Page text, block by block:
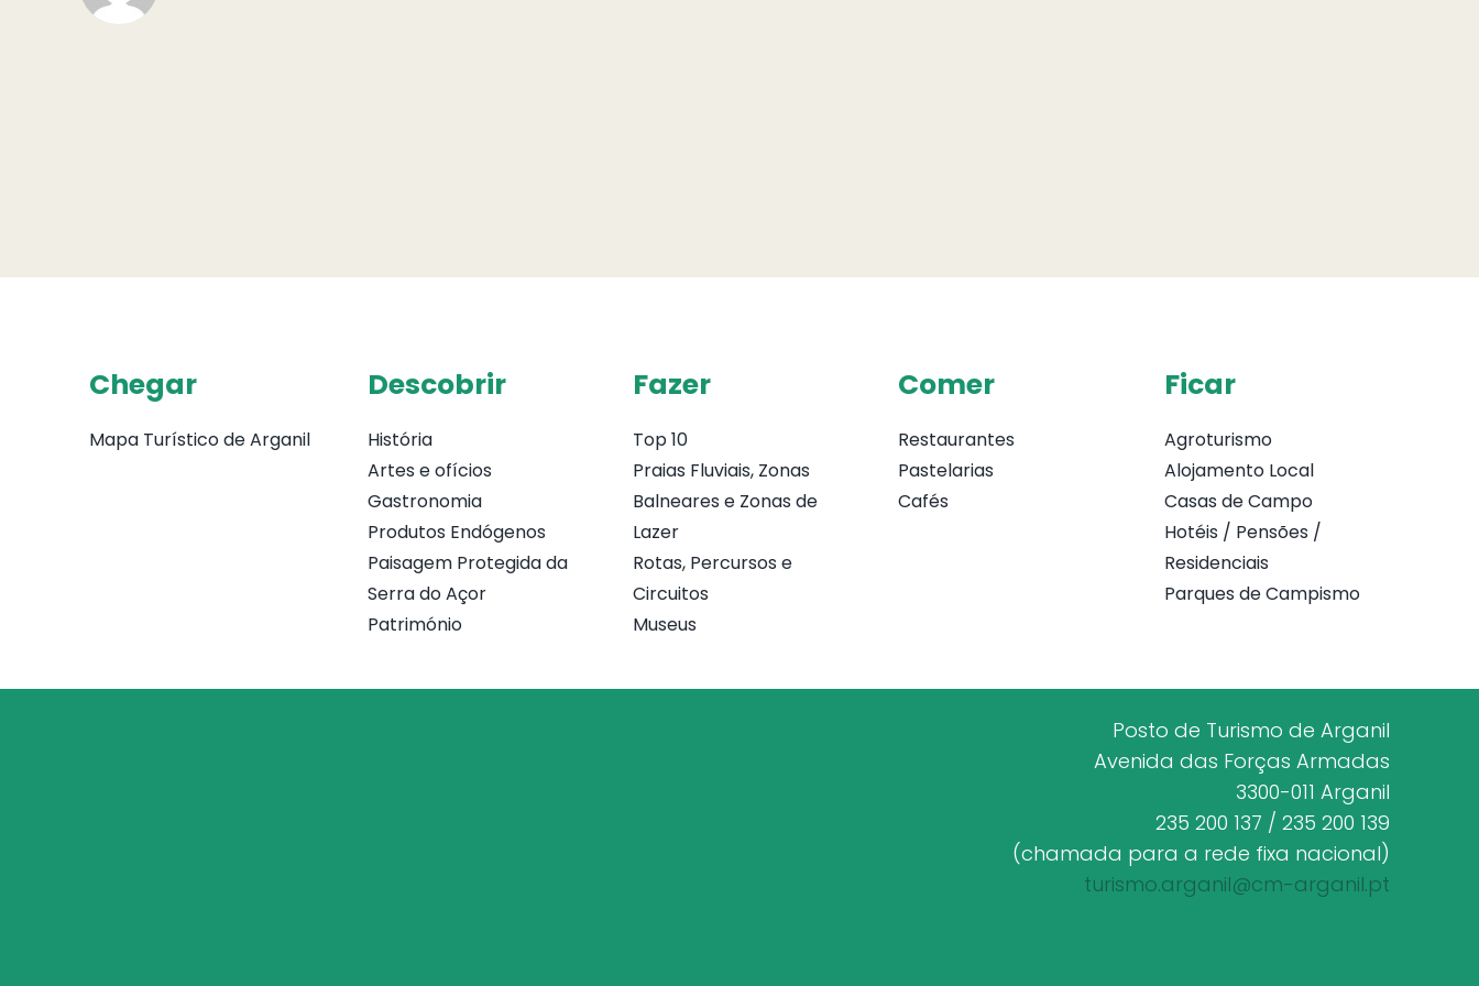
Chegar
Mapa Turístico de Arganil
Descobrir
História
Artes e ofícios
Gastronomia
Produtos Endógenos
Paisagem Protegida da
Serra do Açor
Património
Fazer
Top 10
Praias Fluviais, Zonas
Balneares e Zonas de
Lazer
Rotas, Percursos e
Circuitos
Museus
Comer
Restaurantes
Pastelarias
Cafés
Ficar
Agroturismo
Alojamento Local
Casas de Campo
Hotéis / Pensões /
Residenciais
Parques de Campismo
Posto de Turismo de Arganil
Avenida das Forças Armadas
3300-011 Arganil
235 200 137 / 235 200 139
(chamada para a rede fixa nacional)
turismo.arganil@cm-arganil.pt